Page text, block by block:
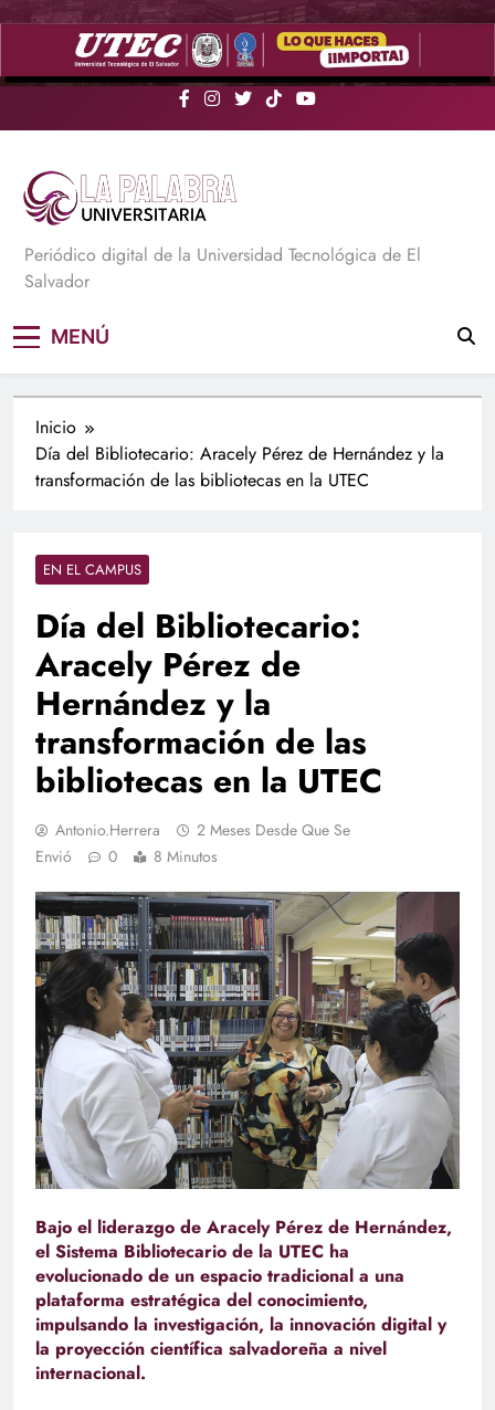
Saltar
La Palabra Universitaria
Periódico digital de la Universidad Tecnológica de El
Salvador
MENÚ
Inicio
Día del Bibliotecario: Aracely Pérez de Hernández y la
transformación de las bibliotecas en la UTEC
EN EL CAMPUS
Día del Bibliotecario:
Aracely Pérez de
Hernández y la
transformación de las
bibliotecas en la UTEC
Antonio.herrera
2 Meses Desde Que Se
Envió
0 8 Minutos
Bajo el liderazgo de Aracely Pérez de Hernández,
el Sistema Bibliotecario de la UTEC ha
evolucionado de un espacio tradicional a una
plataforma estratégica del conocimiento,
impulsando la investigación, la innovación digital y
la proyección científica salvadoreña a nivel
internacional.